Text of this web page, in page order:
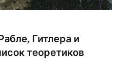
Гитлера и
теоретиков